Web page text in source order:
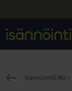
Isännöintiliitto :